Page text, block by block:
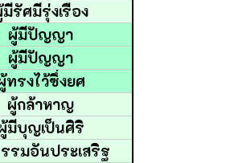
รัศมีรุ่งเรือง
ผู้มีปัญญา
ผู้มีปัญญา
ทรงไว้ซึ่งยศ
ผู้กล้าหาญ
มีบุญเป็นศิริ
รมอันประเสริฐ